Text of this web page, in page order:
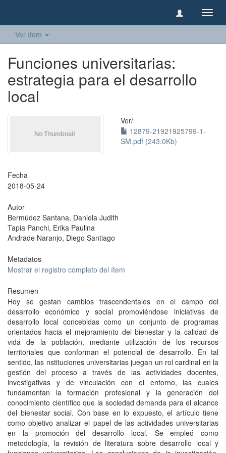
Ver ítem
Funciones universitarias:
estrategia para el desarrollo
local
Ver/
12879-21921925799-1-
SM.pdf (243.0Kb)
Fecha
2018-05-24
Autor
Bermúdez Santana, Daniela Judith
Tapia Panchi, Erika Paulina
Andrade Naranjo, Diego Santiago
Metadatos
Mostrar el registro completo del ítem
Resumen
Hoy se gestan cambios trascendentales en el campo del
desarrollo económico y social promoviéndose iniciativas de
desarrollo local concebidas como un conjunto de programas
orientados hacia el mejoramiento del bienestar y la calidad de
vida de la población, mediante utilización de los recursos
territoriales que conforman el potencial de desarrollo. En tal
sentido, las nstituciones universitarias juegan un rol cardinal en la
gestión del proceso a través de las actividades docentes,
investigativas y de vinculación con el entorno, las cuales
fundamentan la formación profesional y la generación del
conocimiento científico que la sociedad demanda para el alcance
del bienestar social. Con base en lo expuesto, el artículo tiene
como objetivo analizar el papel de las actividades universitarias
en la promoción del desarrollo local. Se empleó como
metodología, la revisión de literatura sobre desarrollo local y